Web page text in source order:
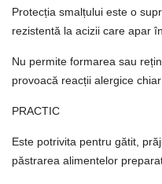
Protecția smalțului este o
rezistentă la acizii care apar
Nu permite formarea sau
provoacă reacții alergice
PRACTIC
Este potrivita pentru gătit,
păstrarea alimentelor